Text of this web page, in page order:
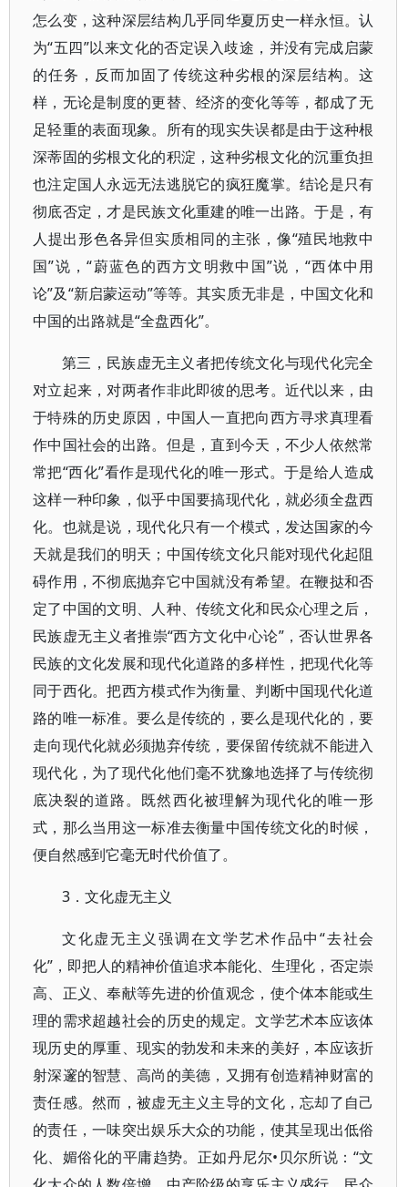
怎么变，这种深层结构几乎同华夏历史一样永恒。认
为“五四”以来文化的否定误入歧途，并没有完成启蒙
的任务，反而加固了传统这种劣根的深层结构。这
样，无论是制度的更替、经济的变化等等，都成了无
足轻重的表面现象。所有的现实失误都是由于这种根
深蒂固的劣根文化的积淀，这种劣根文化的沉重负担
也注定国人永远无法逃脱它的疯狂魔掌。结论是只有
彻底否定，才是民族文化重建的唯一出路。于是，有
人提出形色各异但实质相同的主张，像“殖民地救中
国”说，“蔚蓝色的西方文明救中国”说，“西体中用
论”及“新启蒙运动”等等。其实质无非是，中国文化和
中国的出路就是“全盘西化”。
第三，民族虚无主义者把传统文化与现代化完全
对立起来，对两者作非此即彼的思考。近代以来，由
于特殊的历史原因，中国人一直把向西方寻求真理看
作中国社会的出路。但是，直到今天，不少人依然常
常把“西化”看作是现代化的唯一形式。于是给人造成
这样一种印象，似乎中国要搞现代化，就必须全盘西
化。也就是说，现代化只有一个模式，发达国家的今
天就是我们的明天；中国传统文化只能对现代化起阻
碍作用，不彻底抛弃它中国就没有希望。在鞭挞和否
定了中国的文明、人种、传统文化和民众心理之后，
民族虚无主义者推崇“西方文化中心论”，否认世界各
民族的文化发展和现代化道路的多样性，把现代化等
同于西化。把西方模式作为衡量、判断中国现代化道
路的唯一标准。要么是传统的，要么是现代化的，要
走向现代化就必须抛弃传统，要保留传统就不能进入
现代化，为了现代化他们毫不犹豫地选择了与传统彻
底决裂的道路。既然西化被理解为现代化的唯一形
式，那么当用这一标准去衡量中国传统文化的时候，
便自然感到它毫无时代价值了。
3．文化虚无主义
文化虚无主义强调在文学艺术作品中“去社会
化”，即把人的精神价值追求本能化、生理化，否定崇
高、正义、奉献等先进的价值观念，使个体本能或生
理的需求超越社会的历史的规定。文学艺术本应该体
现历史的厚重、现实的勃发和未来的美好，本应该折
射深邃的智慧、高尚的美德，又拥有创造精神财富的
责任感。然而，被虚无主义主导的文化，忘却了自己
的责任，一味突出娱乐大众的功能，使其呈现出低俗
化、媚俗化的平庸趋势。正如丹尼尔•贝尔所说：“文